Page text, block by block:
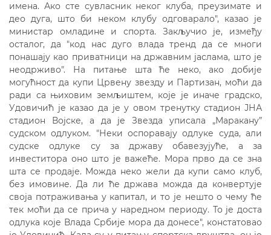
имена. Ако сте сувласник неког клуба, преузимате и
део дуга, што би неком клубу одговарало", казао је
министар омладине и спорта. Закључио је, између
осталог, да "код нас дуго влада тренд да се многи
понашају као приватници на државним јаслама, што је
неодрживо". На питање шта ће неко, ако добије
могућност да купи Црвену звезду и Партизан, моћи да
ради са њиховим земљиштем, које је иначе градско,
Удовичић је казао да је у овом тренутку стадион ЈНА
стадион Војске, а да је Звезда уписала „Маракану”
судском одлуком. "Неки оспоравају одлуке суда, али
судске одлуке су за државу обавезујуће, а за
инвеститора оно што је важеће. Мора прво да се зна
шта се продаје. Можда неко жели да купи само клуб,
без имовине. Да ли ће држава можда да конвертује
своја потраживања у капитал, и то је нешто о чему ће
тек моћи да се прича у наредном периоду. То је доста
одлука које Влада Србије мора да донесе", констатовао